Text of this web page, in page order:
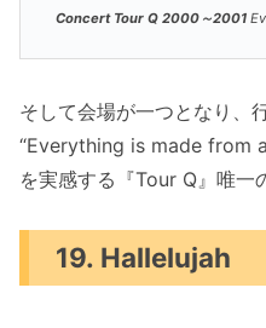
Concert Tour Q 2000～2001
そして会場が一つとなり、
“Everything is made from
を実感する『Tour Q』唯一
19. Hallelujah